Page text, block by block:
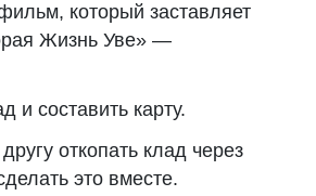
который заставляет
Жизнь Уве» —
и составить карту.
откопать клад через
это вместе.